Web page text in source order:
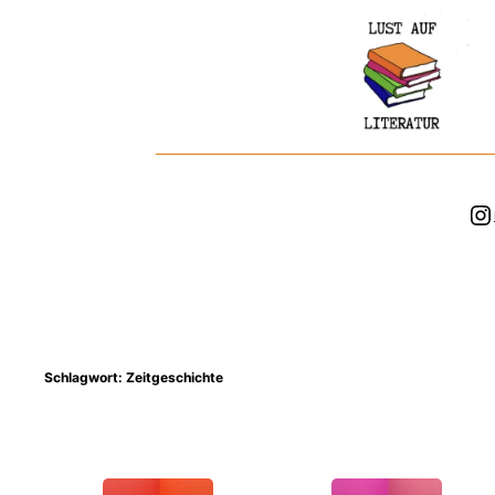
Schlagwort: Zeitgeschichte